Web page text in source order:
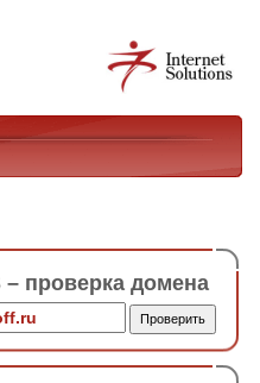
– проверка домена